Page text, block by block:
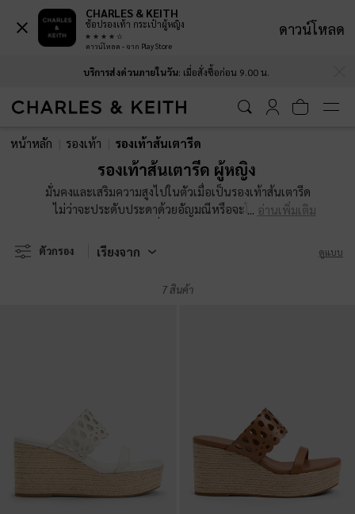
บริการส่งด่วนภายในวัน : เมื่อสั่งซื้อก่อน 9.00 น.
บริการส่งด่วนภายในวัน : เมื่อสั่งซื้อก่อน 9.00 น.
หน้าหลัก รองเท้า รองเท้าส้นเตารีด
รองเท้าส้นเตารีด ผู้หญิง
มั่นคงและเสริมความสูงไปในตัวเมื่อเป็นรองเท้าส้นเตารีด
ไม่ว่าจะประดับประดาด้วยอัญมณีหรือจะโดดเด่นด้วย
ของเราโดดเด่นที่สามารถหยิบมาใช้งานได้หลากหลาย มี
ตั้งแต่รองเท้าเปิดส้น แบบมีสายรัดส้นที่ใส่ง่ายไปจนถึงสาย
กระโปรงหรือชุดที่คุณชอบ
อ่านเพิ่มเติม
ตัวกรอง เรียงจาก ดูแบบ
7 สินค้า
CHARLES & KEITH
ช้อปรองเท้า กระเป๋าผู้หญิง
ดาวน์โหลด - จาก Play Store
ดาวน์โหลด